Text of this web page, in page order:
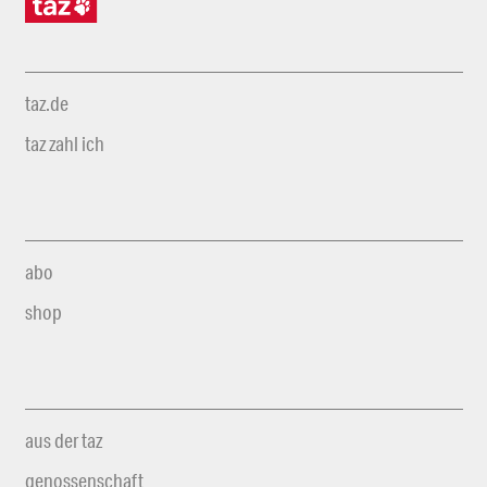
taz.de
taz zahl ich
abo
shop
aus der taz
genossenschaft